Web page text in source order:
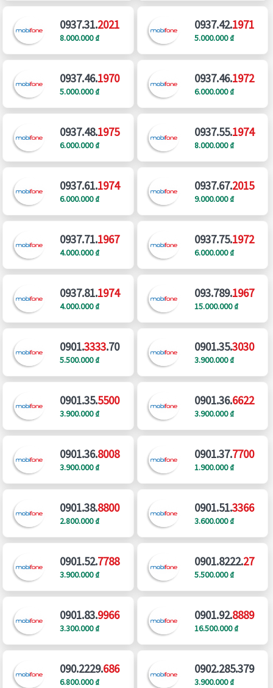
0937.31.2021
8.000.000 ₫
0937.42.1971
5.000.000 ₫
0937.46.1970
5.000.000 ₫
0937.46.1972
6.000.000 ₫
0937.48.1975
6.000.000 ₫
0937.55.1974
8.000.000 ₫
0937.61.1974
6.000.000 ₫
0937.67.2015
9.000.000 ₫
0937.71.1967
4.000.000 ₫
0937.75.1972
6.000.000 ₫
0937.81.1974
4.000.000 ₫
093.789.1967
15.000.000 ₫
0901.3333.70
5.500.000 ₫
0901.35.3030
3.900.000 ₫
0901.35.5500
3.900.000 ₫
0901.36.6622
3.900.000 ₫
0901.36.8008
3.900.000 ₫
0901.37.7700
1.900.000 ₫
0901.38.8800
2.800.000 ₫
0901.51.3366
3.600.000 ₫
0901.52.7788
3.900.000 ₫
0901.8222.27
5.500.000 ₫
0901.83.9966
3.300.000 ₫
0901.92.8889
16.500.000 ₫
090.2229.686
6.800.000 ₫
0902.285.379
3.900.000 ₫